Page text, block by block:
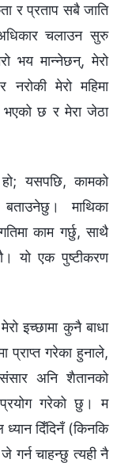
र प्रताप सबै जाति
चलाउन सुरु
भय मान्नेछन्, मेरो
मेरो महिमा
भएको छ र मेरा जेठा
यसपछि, कामको
माथिका
काम गर्छु, साथै
यो एक पुष्टीकरण
इच्छामा कुनै बाधा
प्राप्त गरेका हुनाले,
अनि शैतानको
गरेको छु। म
दिँदिनँ (किनकि
गर्न चाहन्छु त्यही नै